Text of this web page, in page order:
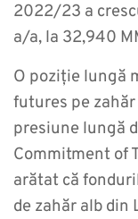
2022/23 a
a/a, la 32,940
O poziție lungă
futures pe
presiune lungă
Commitment of
arătat că
de zahăr alb din